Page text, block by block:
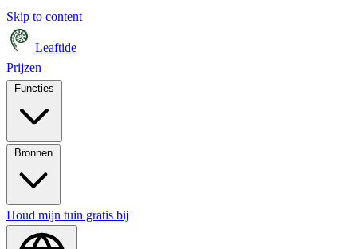
Skip to content
Leaftide
Prijzen
Houd mijn tuin gratis bij